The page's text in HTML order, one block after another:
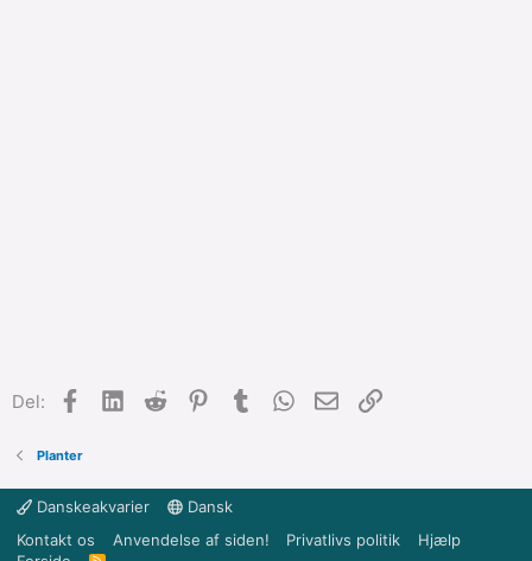
Del: Facebook
LinkedIn
Reddit Pinterest
TumblrWhatsApp
E-mailLink
Planter
Danskeakvarier
Dansk
Kontakt os
Anvendelse af siden! Privatlivs politik
Hjælp